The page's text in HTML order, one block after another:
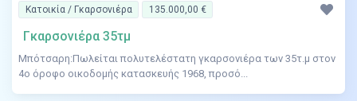
Κατοικία / Γκαρσονιέρα 135.000,00 €
Γκαρσονιέρα 35τμ
Μπότσαρη:Πωλείται πολυτελέστατη γκαρσονιέρα των 35τ.μ στον
4ο όροφο οικοδομής κατασκευής 1968, προσό...